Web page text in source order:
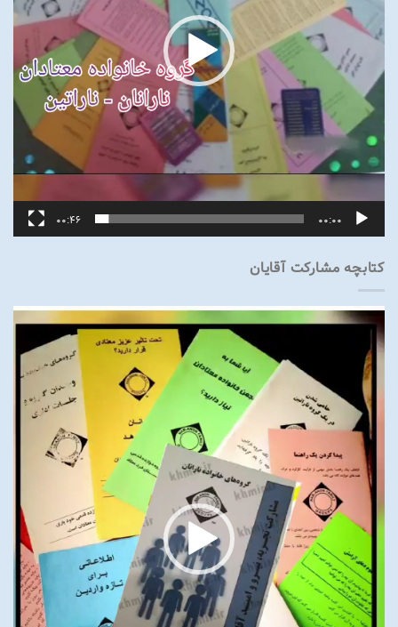
00:00
00:46
کتابچه مشارکت آقایان
نمایشگر
ویدیو